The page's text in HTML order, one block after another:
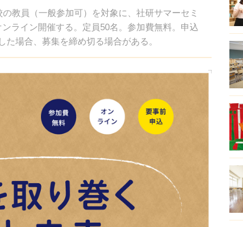
教員（一般参加可）を対象に、社研サマーセミ
ライン開催する。定員50名。参加費無料。申込
場合、募集を締め切る場合がある。